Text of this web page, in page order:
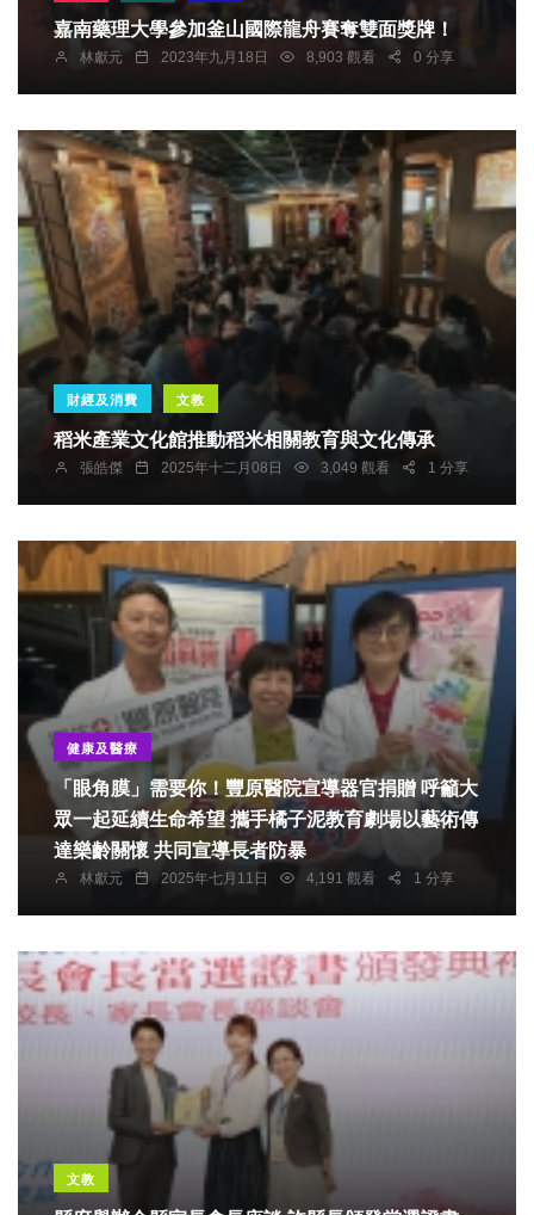
嘉南藥理大學參加釜山國際龍舟賽奪雙面獎牌！
林獻元 2023年九月18日 8,903 觀看 0 分享
財經及消費 文教
稻米產業文化館推動稻米相關教育與文化傳承
張皓傑 2025年十二月08日 3,049 觀看 1 分享
健康及醫療
「眼角膜」需要你！豐原醫院宣導器官捐贈 呼籲大
眾一起延續生命希望 攜手橘子泥教育劇場以藝術傳
達樂齡關懷 共同宣導長者防暴
林獻元 2025年七月11日 4,191 觀看 1 分享
文教